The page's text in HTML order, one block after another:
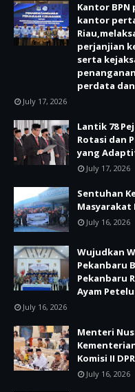
Kantor BPN
kantor
perjanjian
serta
perdata
July 17, 2026
Lantik 78
Rotasi dan
yang
July 17, 2026
Sentuhan
Masyarakat
July 16, 2026
Wujudkan
Pekanbaru
Pekanbaru
Ayam
July 16, 2026
Menteri
Komisi II
July 16, 2026